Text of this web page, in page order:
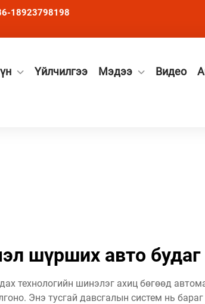
18923798198
Үйлчилгээ Мэдээ Видео
шүрших авто будаг
технологийн шинэлэг ахиц бөгөөд
Энэ тусгай давсгалын систем нь